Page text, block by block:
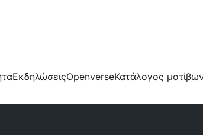
ΕκδηλώσειςOpenverseΚατάλογος